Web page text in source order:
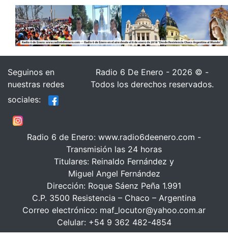
Seguinos en
nuestras redes
sociales:
Radio 6 De Enero - 2026 © -
Todos los derechos reservados.
Radio 6 de Enero: www.radio6deenero.com -
Transmisión las 24 horas
Titulares: Reinaldo Fernández y
Miguel Angel Fernández
Dirección: Roque Sáenz Peña 1.991
C.P. 3500 Resistencia – Chaco – Argentina
Correo electrónico: maf_locutor@yahoo.com.ar
Celular: +54 9 362 482-4854